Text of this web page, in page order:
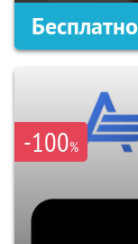
Бесплатно
-100%